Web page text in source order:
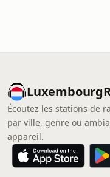
Écoutez les stations de
par ville, genre ou
appareil.